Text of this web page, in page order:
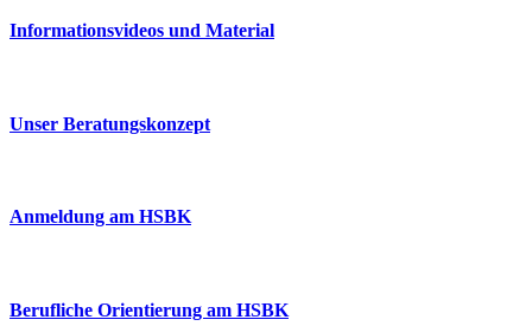
Informationsvideos und Material
Unser Beratungskonzept
Anmeldung am HSBK
Berufliche Orientierung am HSBK